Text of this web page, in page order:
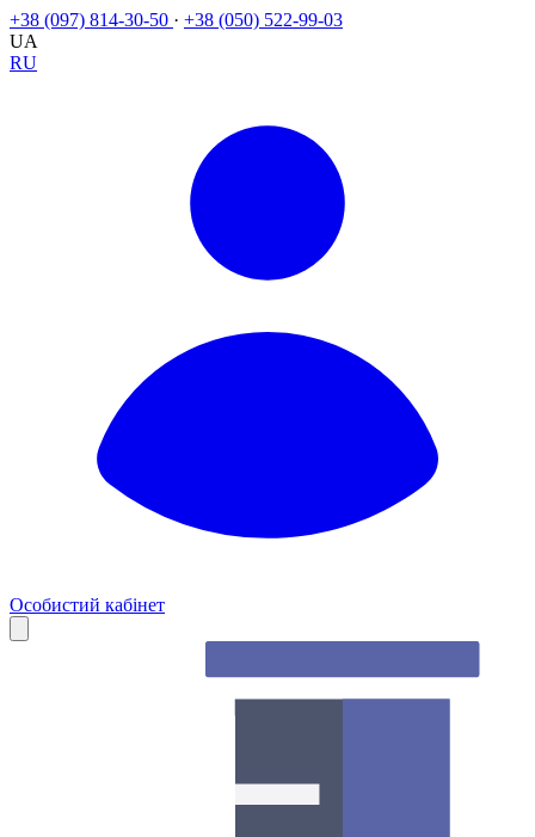
+38 (097) 814-30-50 · +38 (050) 522-99-03
UA
RU
Особистий кабінет